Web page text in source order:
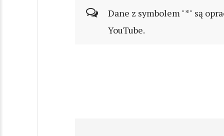
Dane z symbolem "*" są
YouTube.